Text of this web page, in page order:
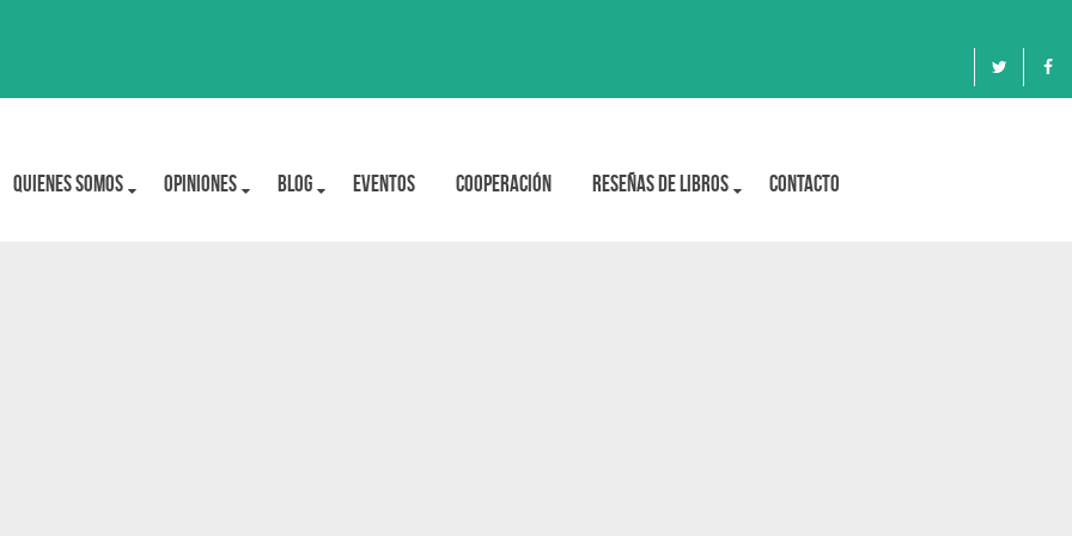
Quienes Somos OPINIONES BLOG Eventos Cooperación Reseñas de libros Contacto